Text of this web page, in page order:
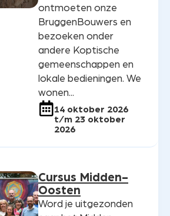
ontmoeten onze
BruggenBouwers en
bezoeken onder
andere Koptische
gemeenschappen en
lokale bedieningen. We
wonen...
14 oktober 2026
t/m 23 oktober
2026
Cursus Midden-
Oosten
Word je uitgezonden